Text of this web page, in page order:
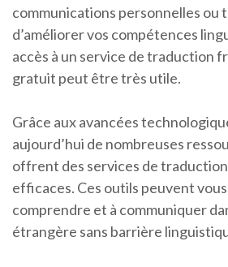
communications personnelles ou
d’améliorer vos compétences
accès à un service de traduction
gratuit peut être très utile.
Grâce aux avancées
aujourd’hui de nombreuses
offrent des services de
efficaces. Ces outils peuvent
comprendre et à communiquer
étrangère sans barrière